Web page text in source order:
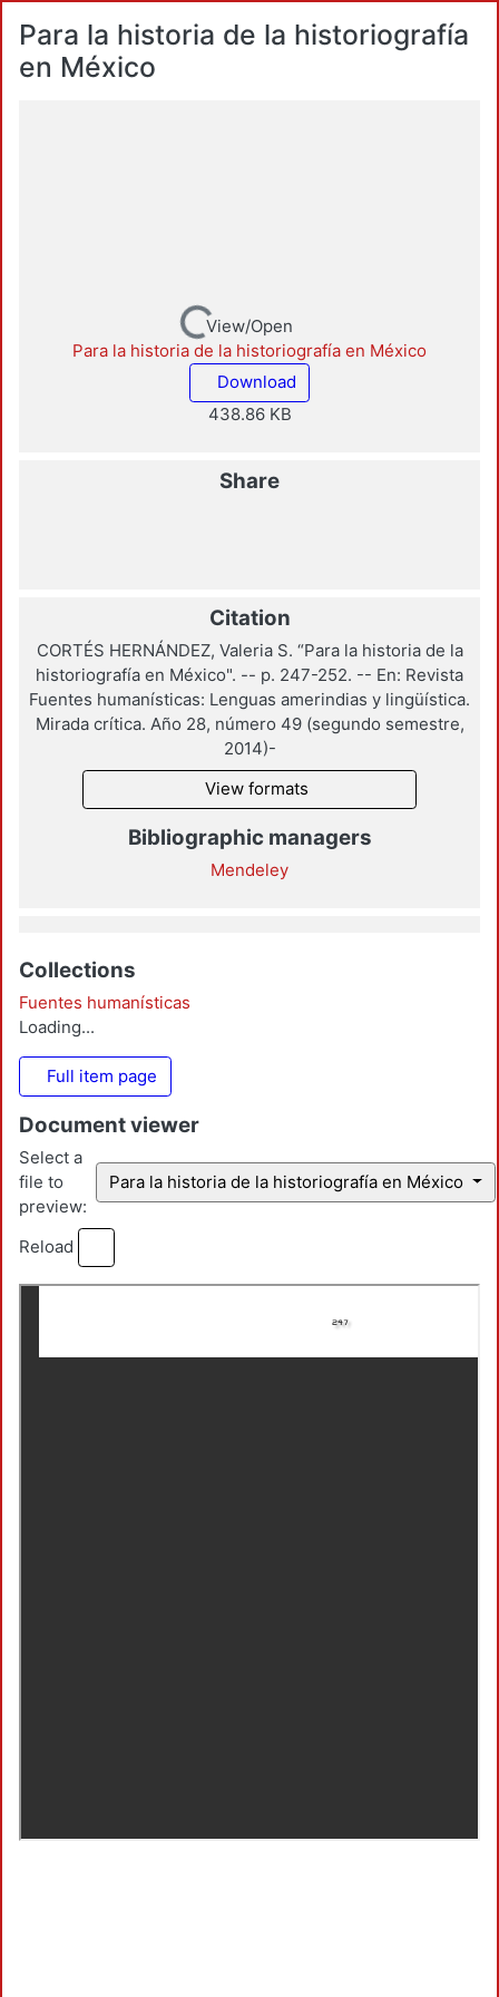
Para la historia de la historiografía
en México
Loading...View/Open
Para la historia de la historiografía en México
Download
438.86 KB
Share
Citation
CORTÉS HERNÁNDEZ, Valeria S. “Para la historia de la
historiografía en México". -- p. 247-252. -- En: Revista
Fuentes humanísticas: Lenguas amerindias y lingüística.
Mirada crítica. Año 28, número 49 (segundo semestre,
2014)-
View formats
Bibliographic managers
Mendeley
Collections
Fuentes humanísticas
Loading...
Full item page
Document viewer
Select a
file to
preview:
Para la historia de la historiografía en México
Reload